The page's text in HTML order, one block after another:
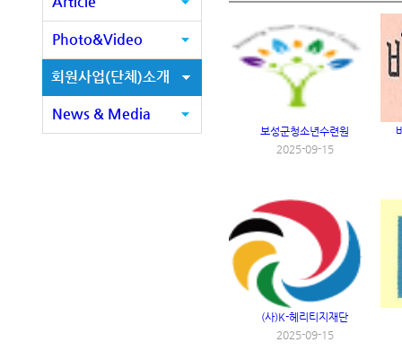
Photo&Video
회원사업(단체)소개
News & Media
보성군청소년수련원
2025-09-15
(사)K-헤리티지재단
2025-09-15